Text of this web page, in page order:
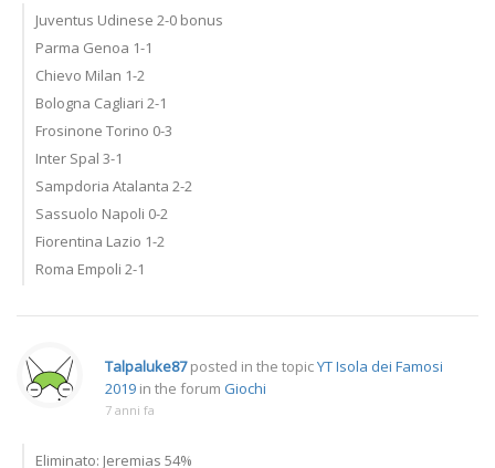
Juventus Udinese 2-0 bonus
Parma Genoa 1-1
Chievo Milan 1-2
Bologna Cagliari 2-1
Frosinone Torino 0-3
Inter Spal 3-1
Sampdoria Atalanta 2-2
Sassuolo Napoli 0-2
Fiorentina Lazio 1-2
Roma Empoli 2-1
Talpaluke87posted in the topicYT Isola dei Famosi
2019 in the forum Giochi
7 anni fa
Eliminato: Jeremias 54%